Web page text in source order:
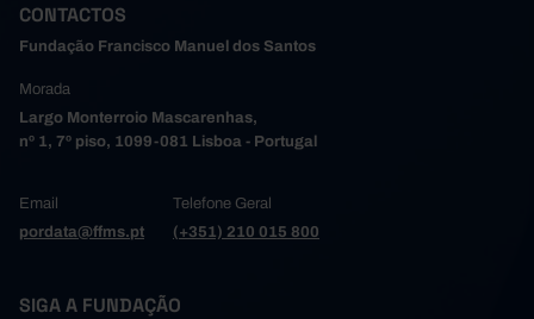
CONTACTOS
Fundação Francisco Manuel dos Santos
Morada
Largo Monterroio Mascarenhas,
nº 1, 7º piso, 1099-081 Lisboa - Portugal
Email
pordata@ffms.pt
Telefone Geral
(+351) 210 015 800
SIGA A FUNDAÇÃO